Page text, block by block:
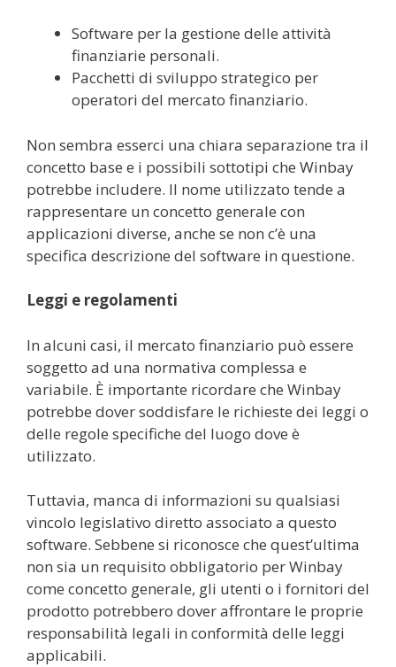
Software per la gestione delle attività
finanziarie personali.
Pacchetti di sviluppo strategico per
operatori del mercato finanziario.
Non sembra esserci una chiara separazione tra il
concetto base e i possibili sottotipi che Winbay
potrebbe includere. Il nome utilizzato tende a
rappresentare un concetto generale con
applicazioni diverse, anche se non c’è una
specifica descrizione del software in questione.
Leggi e regolamenti
In alcuni casi, il mercato finanziario può essere
soggetto ad una normativa complessa e
variabile. È importante ricordare che Winbay
potrebbe dover soddisfare le richieste dei leggi o
delle regole specifiche del luogo dove è
utilizzato.
Tuttavia, manca di informazioni su qualsiasi
vincolo legislativo diretto associato a questo
software. Sebbene si riconosce che quest’ultima
non sia un requisito obbligatorio per Winbay
come concetto generale, gli utenti o i fornitori del
prodotto potrebbero dover affrontare le proprie
responsabilità legali in conformità delle leggi
applicabili.